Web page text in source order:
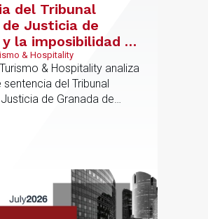
del Tribunal
Justicia de
la imposibilidad de
el Plan General
Urbana
para equiparar las
turísticas y los
y estatal
& Hospitality
& Hospitality analiza
del Tribunal
de Granada de